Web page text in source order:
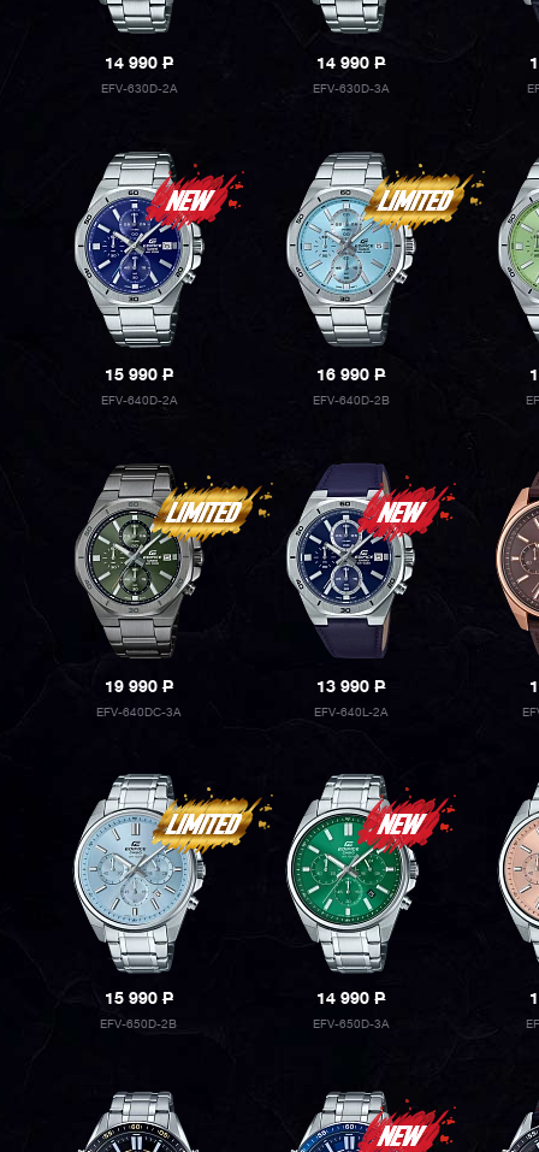
14 990P
EFV-630D-2A
14 990P
EFV-630D-3A
15 990P
EFV-640D-2A
16 990P
EFV-640D-2B
19 990P
EFV-640DC-3A
13 990P
EFV-640L-2A
15 990P
EFV-650D-2B
14 990P
EFV-650D-3A